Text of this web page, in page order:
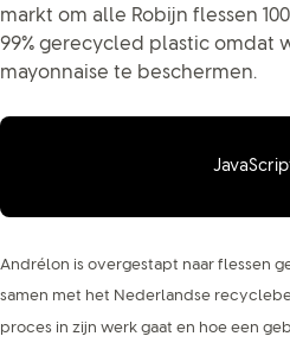
markt om alle Robijn flessen
99% gerecycled plastic omdat
mayonnaise te beschermen.
Andrélon is overgestapt naar flessen
samen met het Nederlandse
proces in zijn werk gaat en hoe een